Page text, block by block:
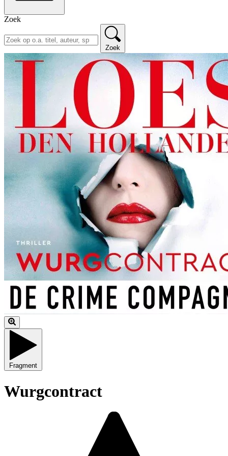
Zoek
Zoek
Fragment
Wurgcontract